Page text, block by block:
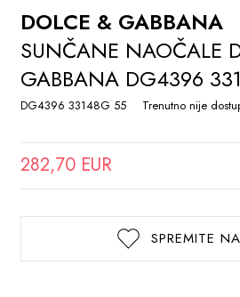
DOLCE & GABBANA
SUNČANE NAOČALE
GABBANA DG4396
DG4396 33148G 55 Trenutno nije
282,70 EUR
SPREMITE